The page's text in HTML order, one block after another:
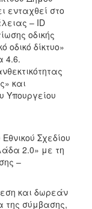
ενταχθεί στο
– ID
οδικής
δίκτυο»
4.6.
και
Υπουργείου
Σχεδίου
2.0» με τη
–
και δωρεάν
της σύμβασης,